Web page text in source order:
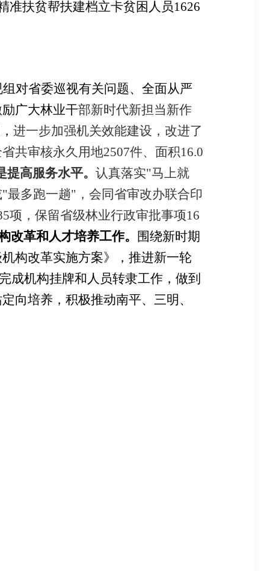
准扶贫帮扶建档立卡贫困人员1626
对省委巡视有关问题、全面从严
广大林业干部新时代新担当新作
进一步加强机关效能建设，改进了
共审核永久用地2507件、面积16.0
提高服务水平。 认真落实"马上就
多跑一趟"，会同省审改办联合印
项，保留省级林业行政审批事项16
改革和人才培养工作。
围绕新时期
构改革实施方案》，推进新一轮
成机构挂牌和人员转隶工作，做到
向培养，积极推动南平、三明、